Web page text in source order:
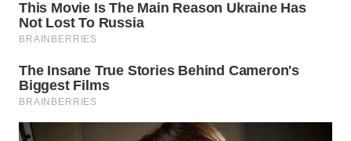
PERSONA
OTOMOTIF
WAHANA
HEALTH